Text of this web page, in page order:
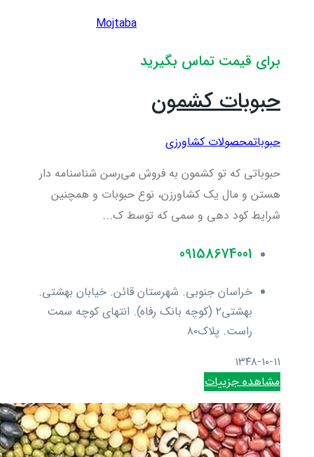
Mojtaba
برای قیمت تماس بگیرید
حبوبات کشمون
حبوباتمحصولات کشاورزی
حبوباتی که تو کشمون به فروش می‌رسن شناسنامه دار
هستن و مال یک کشاورزن، نوع حبوبات و همچنین
شرایط کود دهی و سمی که توسط ک...
09158674001
خراسان جنوبی. شهرستان قائن. خیابان بهشتی.
بهشتی۲ (کوچه بانک رفاه). انتهای کوچه سمت
راست. پلاک۸۰
۱۳۴۸-۱۰-۱۱
مشاهده جزییات